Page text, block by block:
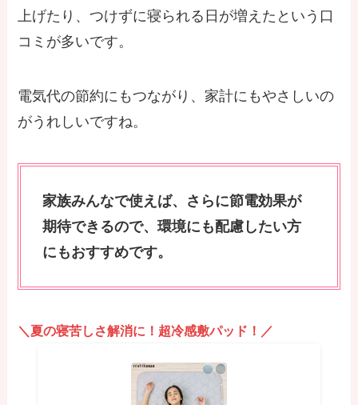
上げたり、つけずに寝られる日が増えたという口
コミが多いです。
電気代の節約にもつながり、家計にもやさしいの
がうれしいですね。
家族みんなで使えば、さらに節電効果が
期待できるので、環境にも配慮したい方
にもおすすめです。
＼夏の寝苦しさ解消に！超冷感敷パッド！／